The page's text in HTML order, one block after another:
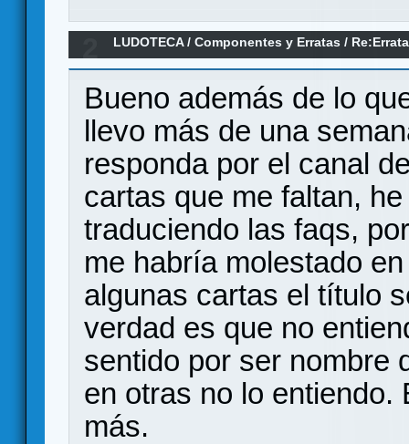
LUDOTECA/Componentes y Erratas /
faltan
Bueno además de lo
llevo más de una
responda por el canal
cartas que me faltan,
traduciendo las faqs,
me habría molestado
algunas cartas el título
verdad es que no
sentido por ser nombre
en otras no lo entiendo.
más.